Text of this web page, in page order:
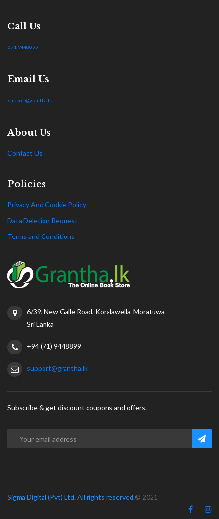
Call Us
071 9448899
Email Us
support@grantha.lk
About Us
Contact Us
Policies
Privacy And Cookie Policy
Data Deletion Request
Terms and Conditions
6/39, New Galle Road, Koralawella, Moratuwa
Sri Lanka
+94 (71) 9448899
support@grantha.lk
Subscribe & get discount coupons and offers.
Sigma Digital (Pvt) Ltd. All rights reserved.© 2021